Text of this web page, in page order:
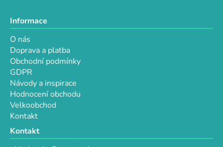
Informace
O nás
Doprava a platba
Obchodní podmínky
GDPR
Návody a inspirace
Hodnocení obchodu
Velkoobchod
Kontakt
Kontakt